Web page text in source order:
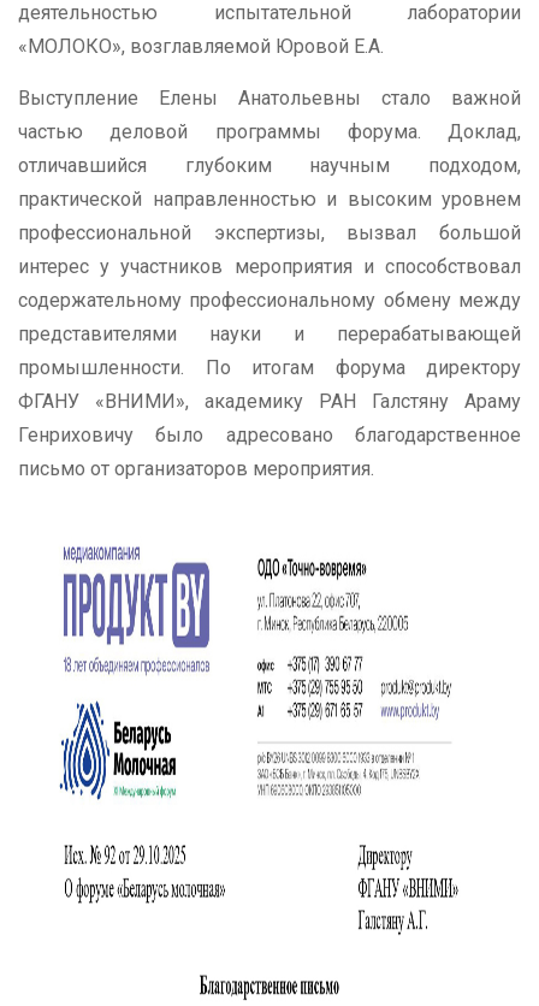
деятельностью испытательной лаборатории
«МОЛОКО», возглавляемой Юровой Е.А.
Выступление Елены Анатольевны стало важной
частью деловой программы форума. Доклад,
отличавшийся глубоким научным подходом,
практической направленностью и высоким уровнем
профессиональной экспертизы, вызвал большой
интерес у участников мероприятия и способствовал
содержательному профессиональному обмену между
представителями науки и перерабатывающей
промышленности. По итогам форума директору
ФГАНУ «ВНИМИ», академику РАН Галстяну Араму
Генриховичу было адресовано благодарственное
письмо от организаторов мероприятия.